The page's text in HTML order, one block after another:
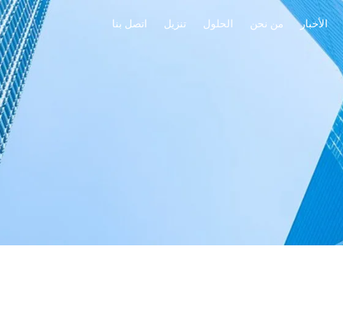
الأخبار من نحن الحلول تنزيل اتصل بنا